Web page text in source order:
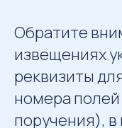
Обратите
извещениях
реквизиты
номера
поручения), в